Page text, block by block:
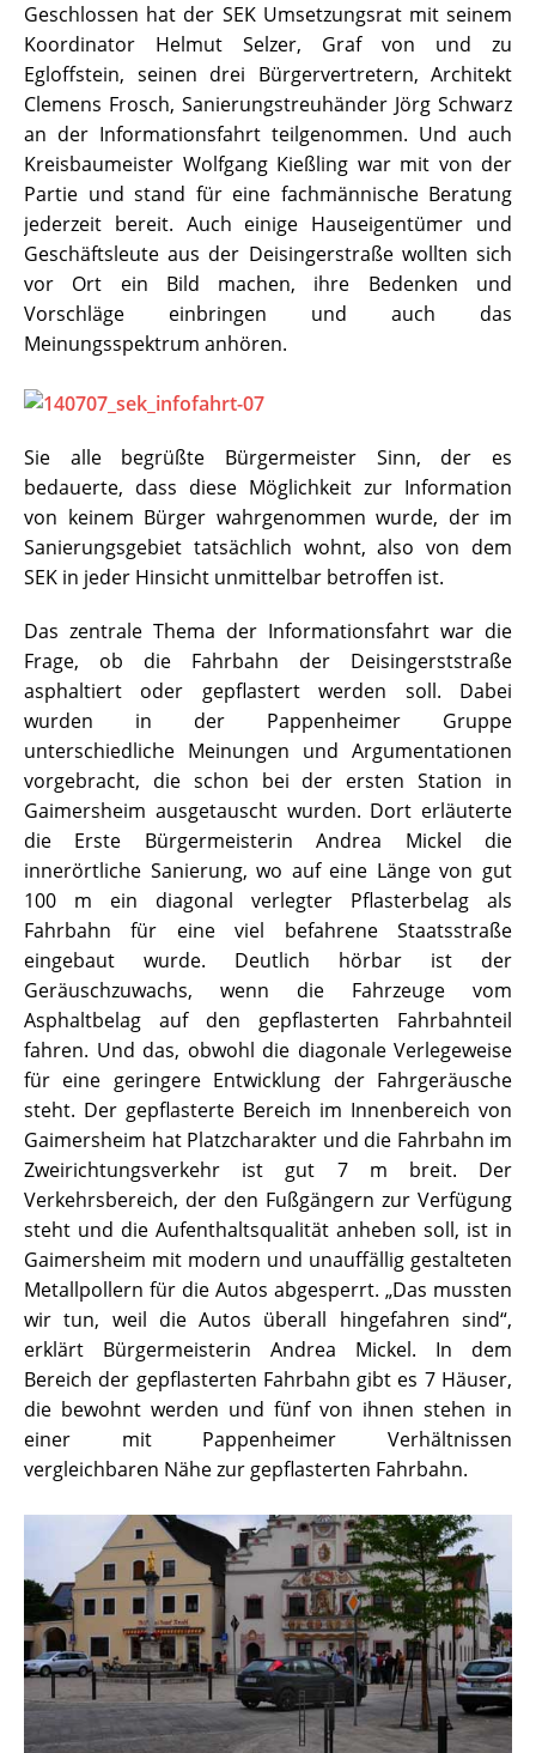
Geschlossen hat der SEK Umsetzungsrat mit seinem
Koordinator Helmut Selzer, Graf von und zu
Egloffstein, seinen drei Bürgervertretern, Architekt
Clemens Frosch, Sanierungstreuhänder Jörg Schwarz
an der Informationsfahrt teilgenommen. Und auch
Kreisbaumeister Wolfgang Kießling war mit von der
Partie und stand für eine fachmännische Beratung
jederzeit bereit. Auch einige Hauseigentümer und
Geschäftsleute aus der Deisingerstraße wollten sich
vor Ort ein Bild machen, ihre Bedenken und
Vorschläge einbringen und auch das
Meinungsspektrum anhören.
Sie alle begrüßte Bürgermeister Sinn, der es
bedauerte, dass diese Möglichkeit zur Information
von keinem Bürger wahrgenommen wurde, der im
Sanierungsgebiet tatsächlich wohnt, also von dem
SEK in jeder Hinsicht unmittelbar betroffen ist.
Das zentrale Thema der Informationsfahrt war die
Frage, ob die Fahrbahn der Deisingerststraße
asphaltiert oder gepflastert werden soll. Dabei
wurden in der Pappenheimer Gruppe
unterschiedliche Meinungen und Argumentationen
vorgebracht, die schon bei der ersten Station in
Gaimersheim ausgetauscht wurden. Dort erläuterte
die Erste Bürgermeisterin Andrea Mickel die
innerörtliche Sanierung, wo auf eine Länge von gut
100 m ein diagonal verlegter Pflasterbelag als
Fahrbahn für eine viel befahrene Staatsstraße
eingebaut wurde. Deutlich hörbar ist der
Geräuschzuwachs, wenn die Fahrzeuge vom
Asphaltbelag auf den gepflasterten Fahrbahnteil
fahren. Und das, obwohl die diagonale Verlegeweise
für eine geringere Entwicklung der Fahrgeräusche
steht. Der gepflasterte Bereich im Innenbereich von
Gaimersheim hat Platzcharakter und die Fahrbahn im
Zweirichtungsverkehr ist gut 7 m breit. Der
Verkehrsbereich, der den Fußgängern zur Verfügung
steht und die Aufenthaltsqualität anheben soll, ist in
Gaimersheim mit modern und unauffällig gestalteten
Metallpollern für die Autos abgesperrt. „Das mussten
wir tun, weil die Autos überall hingefahren sind“,
erklärt Bürgermeisterin Andrea Mickel. In dem
Bereich der gepflasterten Fahrbahn gibt es 7 Häuser,
die bewohnt werden und fünf von ihnen stehen in
einer mit Pappenheimer Verhältnissen
vergleichbaren Nähe zur gepflasterten Fahrbahn.